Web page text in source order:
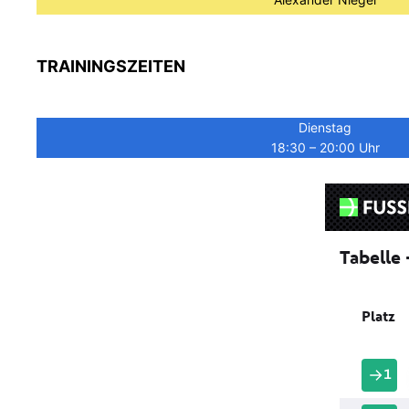
TRAININGSZEITEN
Dienstag
18:30 – 20:00 Uhr